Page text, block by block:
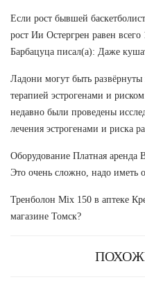
Если рост бывшей
рост Ии Остергрен равен
Барбацуца писал(а): Даже
Ладони могут быть
терапией эстрогенами и
недавно были проведены
лечения эстрогенами и риска
Оборудование Платная аренда
Это очень сложно, надо иметь
Тренболон Mix 150 в аптеке
магазине Томск?